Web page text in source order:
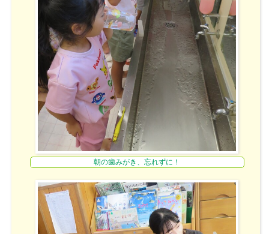
朝の歯みがき、忘れずに！